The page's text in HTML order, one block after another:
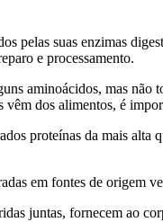
pelas suas enzimas
e processamento.
aminoácidos, mas
dos alimentos, é
proteínas da mais
em fontes de origem
juntas, fornecem ao